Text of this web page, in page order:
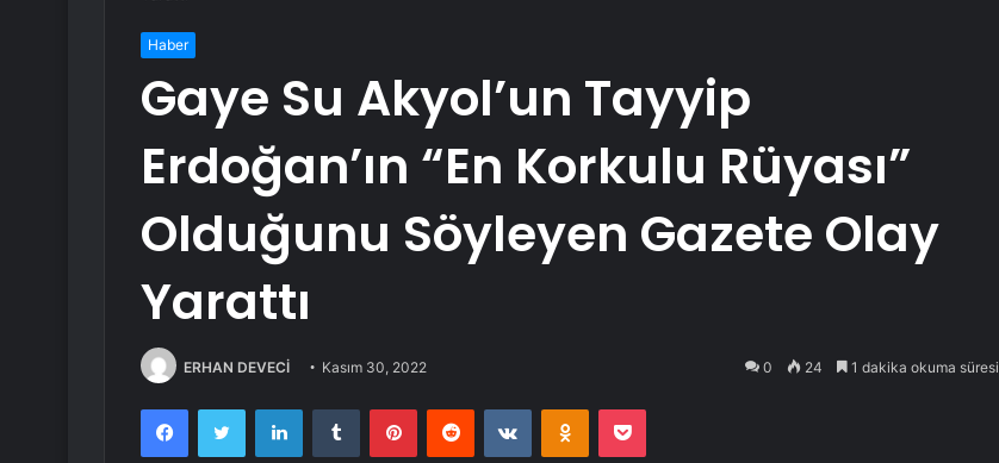
Haber
Gaye Su Akyol’un Tayyip
Erdoğan’ın “En Korkulu Rüyası”
Olduğunu Söyleyen Gazete Olay
Yarattı
ERHAN DEVECİ Kasım 30, 2022 0 24 1 dakika okuma süresi
FacebookTwitter LinkedInTumblr PinterestReddit VKontakteOdnoklassniki
Pocket